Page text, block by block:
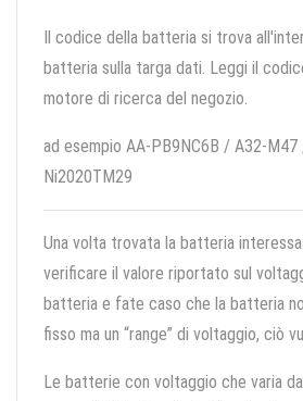
Il codice della batteria si trova
batteria sulla targa dati. Leggi il
motore di ricerca del negozio.
ad esempio AA-PB9NC6B / A32-
Ni2020TM29
Una volta trovata la batteria
verificare il valore riportato sul
batteria e fate caso che la batteria
fisso ma un “range” di voltaggio, ciò
Le batterie con voltaggio che varia